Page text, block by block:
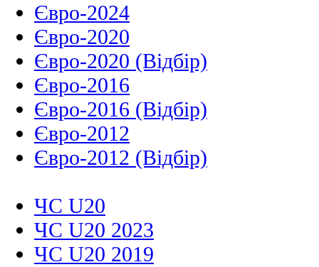
Євро-2024
Євро-2020
Євро-2020 (Відбір)
Євро-2016
Євро-2016 (Відбір)
Євро-2012
Євро-2012 (Відбір)
ЧС U20
ЧС U20 2023
ЧС U20 2019